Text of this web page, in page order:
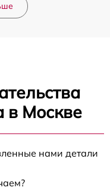
в Москве
нами детали